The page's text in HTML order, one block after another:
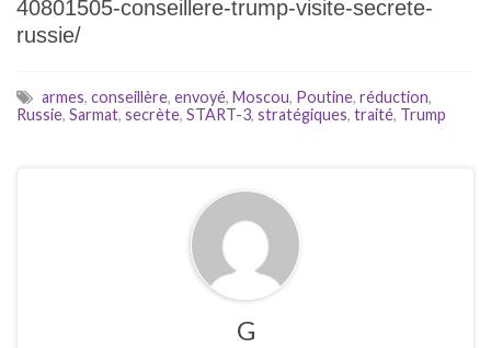
40801505-conseillere-trump-visite-secrete-
russie/
armes, conseillère, envoyé, Moscou, Poutine, réduction,
Russie, Sarmat, secrète, START-3, stratégiques, traité, Trump
G